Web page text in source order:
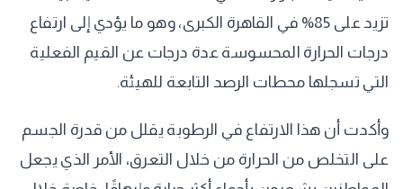
تزيد على 85% في القاهرة الكبرى، وهو ما يؤدي إلى ارتفاع
درجات الحرارة المحسوسة عدة درجات عن القيم الفعلية
التي تسجلها محطات الرصد التابعة للهيئة.
وأكدت أن هذا الارتفاع في الرطوبة يقلل من قدرة الجسم
على التخلص من الحرارة من خلال التعرق، الأمر الذي يجعل